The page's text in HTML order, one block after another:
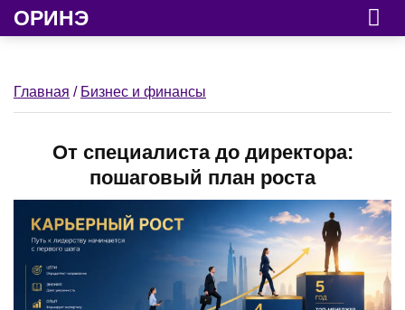
ОРИНЭ
Главная / Бизнес и финансы
От специалиста до директора:
пошаговый план роста